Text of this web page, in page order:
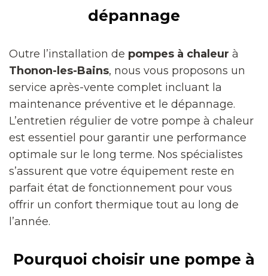
dépannage
Outre l’installation de pompes à chaleur à
Thonon-les-Bains, nous vous proposons un
service après-vente complet incluant la
maintenance préventive et le dépannage.
L’entretien régulier de votre pompe à chaleur
est essentiel pour garantir une performance
optimale sur le long terme. Nos spécialistes
s’assurent que votre équipement reste en
parfait état de fonctionnement pour vous
offrir un confort thermique tout au long de
l’année.
Pourquoi choisir une pompe à